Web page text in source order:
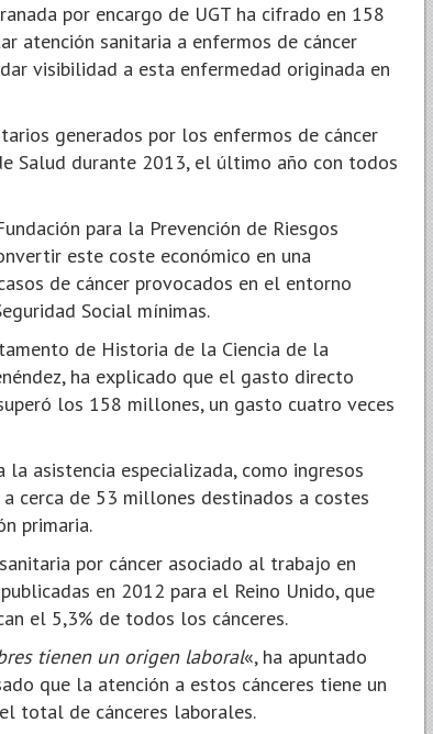
por encargo de UGT ha cifrado en 158
atención sanitaria a enfermos de cáncer
visibilidad a esta enfermedad originada en
generados por los enfermos de cáncer
Salud durante 2013, el último año con todos
para la Prevención de Riesgos
este coste económico en una
de cáncer provocados en el entorno
Social mínimas.
de Historia de la Ciencia de la
ha explicado que el gasto directo
los 158 millones, un gasto cuatro veces
asistencia especializada, como ingresos
cerca de 53 millones destinados a costes
primaria.
por cáncer asociado al trabajo en
en 2012 para el Reino Unido, que
el 5,3% de todos los cánceres.
tienen un origen laboral«, ha apuntado
que la atención a estos cánceres tiene un
total de cánceres laborales.